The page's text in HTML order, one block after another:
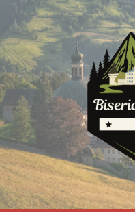
content